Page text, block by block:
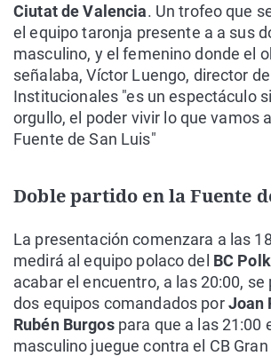
Ciutat de Valencia. Un trofeo que
el equipo taronja presente a a sus
masculino, y el femenino donde el
señalaba, Víctor Luengo, director de
Institucionales "es un espectáculo
orgullo, el poder vivir lo que vamos
Fuente de San Luis"
Doble partido en la Fuente
La presentación comenzara a las
medirá al equipo polaco del BC
acabar el encuentro, a las 20:00,
dos equipos comandados porJoan
Rubén Burgospara que a las 21:00
masculino juegue contra el CB